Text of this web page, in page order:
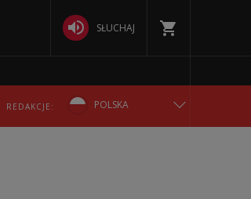
SŁUCHAJ
REDAKCJE: POLSKA